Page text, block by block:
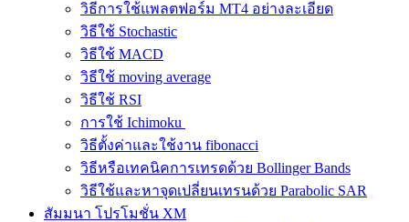
วิธีการใช้แพลตฟอร์ม MT4 อย่างละเอียด
วิธีใช้ Stochastic
วิธีใช้ MACD
วิธีใช้ moving average
วิธีใช้ RSI
การใช้ Ichimoku
วิธีตั้งค่าและใช้งาน fibonacci
วิธีหรือเทคนิคการเทรดด้วย Bollinger Bands
วิธีใช้และหาจุดเปลี่ยนเทรนด้วย Parabolic SAR
สัมมนา โปรโมชั่น XM